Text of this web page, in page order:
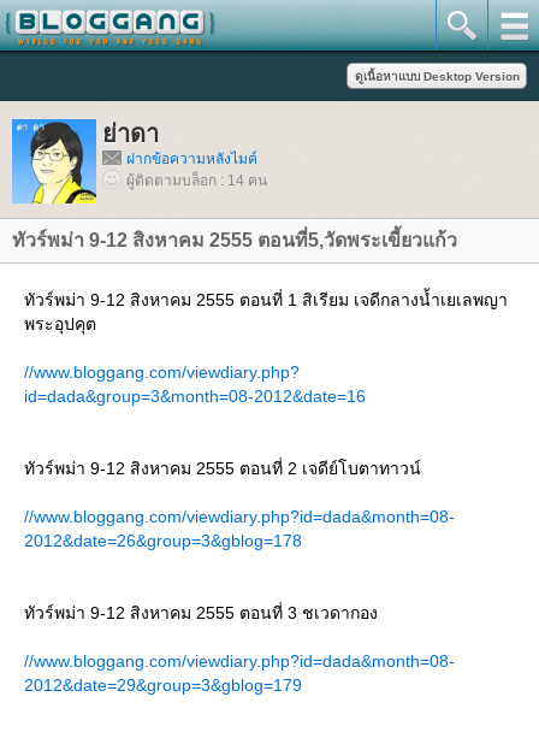
่าดา
ฝากข้อความหลังไมค์
ผู้ติดตามบล็อก : 14 คน
ทัวร์พม่า 9-12 สิงหาคม 2555 ตอนที่5,วัดพระเขี้ยวแก้ว
ทัวร์พม่า 9-12 สิงหาคม 2555 ตอนที่ 1 สิเรียม เจดีกลางน้ำเยเลพญา
พระอุปคุต
//www.bloggang.com/viewdiary.php?
id=dada&group=3&month=08-2012&date=16
ทัวร์พม่า 9-12 สิงหาคม 2555 ตอนที่ 2 เจดีย์โบตาทาวน์
//www.bloggang.com/viewdiary.php?id=dada&month=08-
2012&date=26&group=3&gblog=178
ทัวร์พม่า 9-12 สิงหาคม 2555 ตอนที่ 3 ชเวดากอง
//www.bloggang.com/viewdiary.php?id=dada&month=08-
2012&date=29&group=3&gblog=179